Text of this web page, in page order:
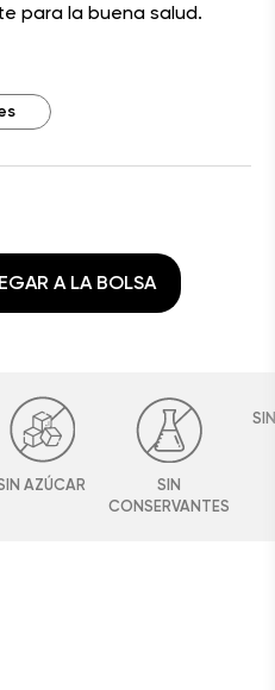
para la buena salud.
A LA BOLSA
AZÚCAR
SIN
CONSERVANTES